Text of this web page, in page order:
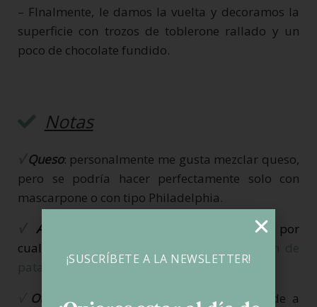
– FInalmente, le damos la vuelta y decoramos la
superficie con trozos de toblerone rallado y un
poco de chocolate fundido.
Notas
√Queso: personalmente me gusta mezclar queso,
pero se podría hacer perfectamente solo con
mascarpone o con tipo Philadelphia.
√ Almidón de maíz:
puede sustituirse por
cualquier almidón sin gluten como
almidón de
patata
, de trigo sin gluten, etc…
√
Otra opción con el Toblerone:
si en vez de a
¡SUSCRÍBETE A LA NEWSLETTER!